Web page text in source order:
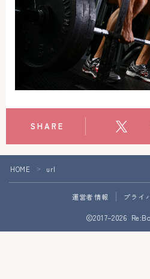
アクセス
お問い合わせ
Follow
SHARE
HOME ＞ url
運営者情報 プライ
2017–2026